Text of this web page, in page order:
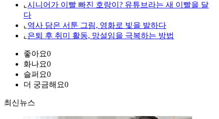
⌞ 시니어가 이빨 빠진 호랑이? 유튜브라는 새 이빨을 달
다
⌞ 역사 담은 서툰 그림, 영화로 빛을 발하다
⌞ 은퇴 후 취미 활동, 망설임을 극복하는 방법
좋아요0
화나요0
슬퍼요0
더 궁금해요0
최신뉴스